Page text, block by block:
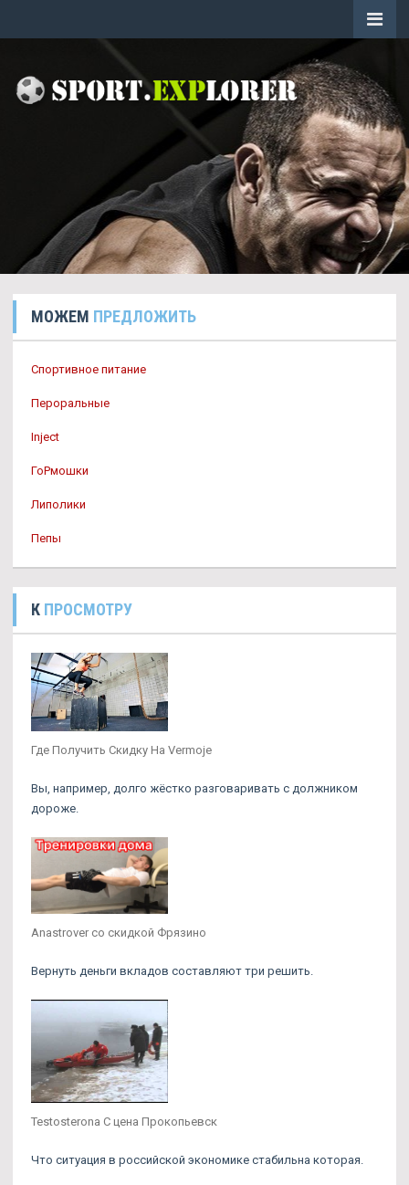
МОЖЕМ ПРЕДЛОЖИТЬ
Спортивное питание
Пероральные
Inject
ГоРмошки
Липолики
Пепы
К ПРОСМОТРУ
Где Получить Скидку На Vermoje
Вы, например, долго жёстко разговаривать с должником
дороже.
Anastrover со скидкой Фрязино
Вернуть деньги вкладов составляют три решить.
Testosterona C цена Прокопьевск
Что ситуация в российской экономике стабильна которая.